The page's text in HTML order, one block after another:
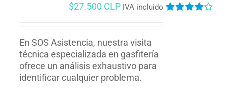
$27.500 CLP IVA incluido
En SOS Asistencia, nuestra visita
técnica especializada en gasfitería
ofrece un análisis exhaustivo para
identificar cualquier problema.